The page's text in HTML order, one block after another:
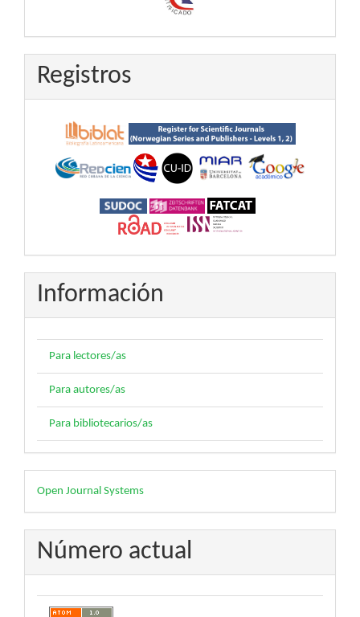
Registros
Información
Para lectores/as
Para autores/as
Para bibliotecarios/as
Desarrollado
por
Open Journal Systems
Número actual